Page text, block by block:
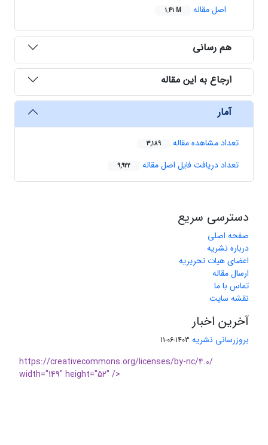
اصل مقاله
1.41 M
هم رسانی
ارجاع به این مقاله
آمار
تعداد مشاهده مقاله 3,189
تعداد دریافت فایل اصل مقاله 9,922
دسترسی سریع
صفحه اصلی
درباره نشریه
اعضای هیات تحریریه
ارسال مقاله
تماس با ما
نقشه سایت
آخرین اخبار
بروزرسانی نشریه 1403-06-11
https://creativecommons.org/licenses/by-nc/4.0/
width="149" height="52" />